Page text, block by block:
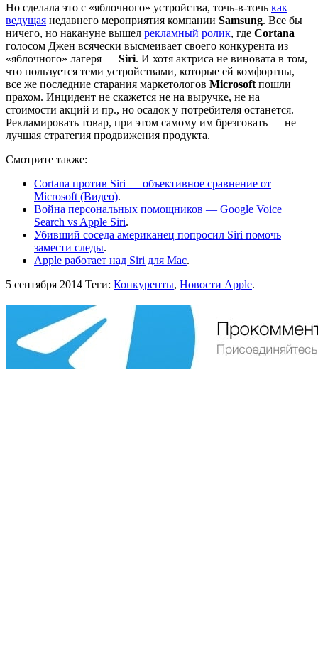
Но сделала это с «яблочного» устройства, точь-в-точь как
ведущая недавнего мероприятия компании Samsung. Все бы
ничего, но накануне вышел рекламный ролик, где Сortana
голосом Джен всячески высмеивает своего конкурента из
«яблочного» лагеря — Siri. И хотя актриса не виновата в том,
что пользуется теми устройствами, которые ей комфортны,
все же последние старания маркетологов Microsoft пошли
прахом. Инцидент не скажется не на выручке, не на
стоимости акций и пр., но осадок у потребителя останется.
Рекламировать товар, при этом самому им брезговать — не
лучшая стратегия продвижения продукта.
Смотрите также:
Cortana против Siri — объективное сравнение от
Microsoft (Видео).
Война персональных помощников — Google Voice
Search vs Apple Siri.
Убивший соседа американец попросил Siri помочь
замести следы.
Apple работает над Siri для Mac.
5 сентября 2014 Теги: Конкуренты, Новости Apple.